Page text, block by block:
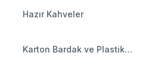
Hazır Kahveler
Karton Bardak ve Plastik